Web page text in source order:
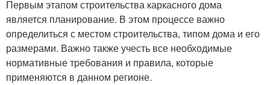
Первым этапом строительства каркасного дома
является планирование. В этом процессе важно
определиться с местом строительства, типом дома и его
размерами. Важно также учесть все необходимые
нормативные требования и правила, которые
применяются в данном регионе.